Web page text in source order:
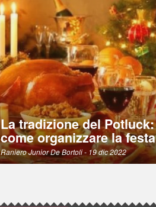
La tradizione del
come organizzare la
Raniero Junior De Bortoli- 19 dic 2022